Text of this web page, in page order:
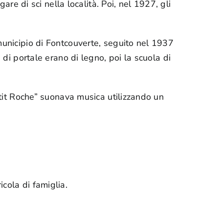
di sci nella località. Poi, nel 1927, gli
di Fontcouverte, seguito nel 1937
portale erano di legno, poi la scuola di
suonava musica utilizzando un
di famiglia.